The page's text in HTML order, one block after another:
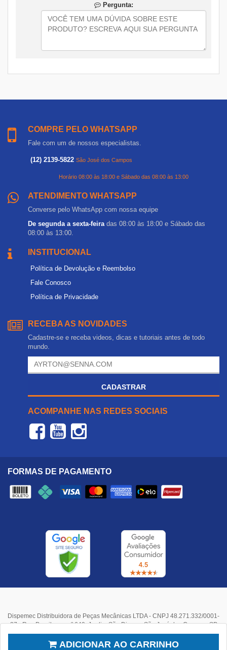
ADICIONAR AO CARRINHO
Pergunta:
COMPRE PELO WHATSAPP
Fale com um de nossos especialistas.
(12) 2139-5822 São José dos Campos
Horário 08:00 às 18:00 e Sábado das 08:00 às 13:00
ATENDIMENTO WHATSAPP
Converse pelo WhatsApp com nossa equipe
De segunda a sexta-feira das 08:00 às 18:00 e Sábado das
08:00 às 13:00.
INSTITUCIONAL
Política de Devolução e Reembolso
Fale Conosco
Política de Privacidade
RECEBA AS NOVIDADES
Cadastre-se e receba videos, dicas e tutoriais antes de todo
mundo.
CADASTRAR
ACOMPANHE NAS REDES SOCIAIS
FORMAS DE PAGAMENTO
Dispemec Distribuidora de Peças Mecânicas LTDA - CNPJ 48.271.332/0001-
37 - Rua Paraibuna, nº 640, Jardim São Dimas - São José dos Campos, SP
sua experiência.Mais informações